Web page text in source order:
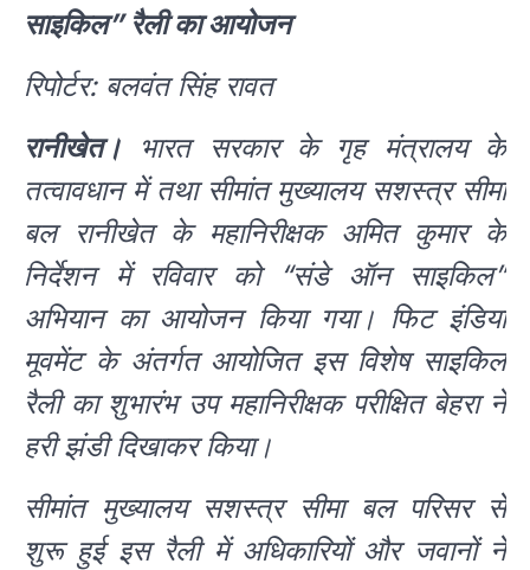
साइकिल” रैली का आयोजन
रिपोर्टर: बलवंत सिंह रावत
रानीखेत। भारत सरकार के गृह मंत्रालय के
तत्वावधान में तथा सीमांत मुख्यालय सशस्त्र सीमा
बल रानीखेत के महानिरीक्षक अमित कुमार के
निर्देशन में रविवार को “संडे ऑन साइकिल”
अभियान का आयोजन किया गया। फिट इंडिया
मूवमेंट के अंतर्गत आयोजित इस विशेष साइकिल
रैली का शुभारंभ उप महानिरीक्षक परीक्षित बेहरा ने
हरी झंडी दिखाकर किया।
सीमांत मुख्यालय सशस्त्र सीमा बल परिसर से
शुरू हुई इस रैली में अधिकारियों और जवानों ने